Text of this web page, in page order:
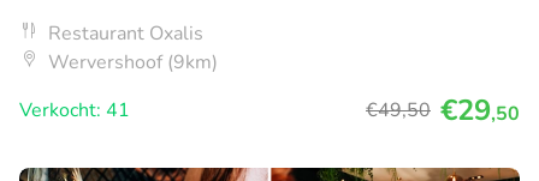
Restaurant Oxalis
Wervershoof (9km)
Verkocht: 41
€49,50 €29,50